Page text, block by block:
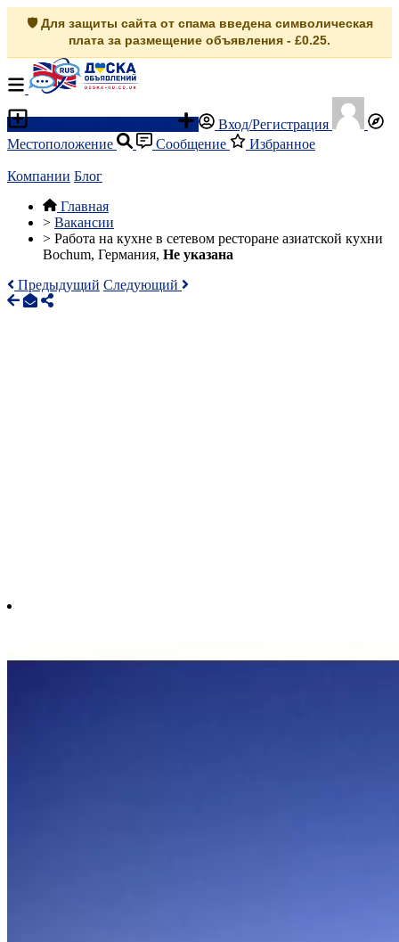
🛡️ Для защиты сайта от спама введена символическая
плата за размещение объявления - £0.25.
Вход/Регистрация
Местоположение
Сообщение Избранное
Компании Блог
Главная
> Вакансии
> Работа на кухне в сетевом ресторане азиатской кухни
Bochum, Германия, Не указана
Предыдущий Следующий